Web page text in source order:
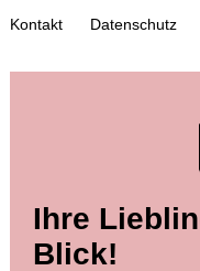
G. FALDA
Ergebnis:€ 4.182
Kontakt Datenschutz
Ihre
Blick!